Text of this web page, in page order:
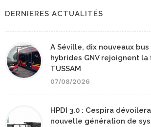
DERNIERES ACTUALITÉS
A Séville, dix nouveaux
hybrides GNV rejoignent
TUSSAM
07/08/2026
HPDI 3.0 : Cespira
nouvelle génération de